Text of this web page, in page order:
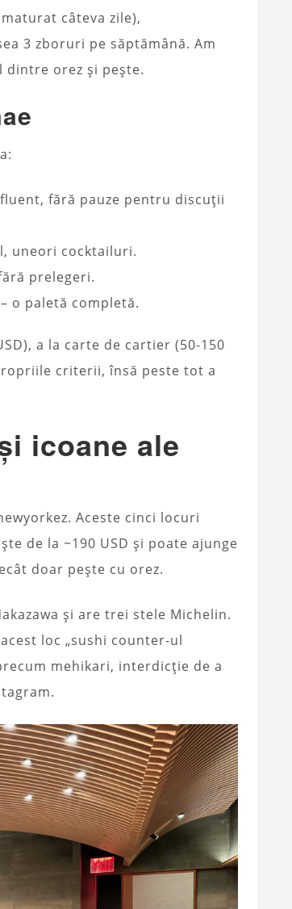
câteva zile),
3 zboruri pe săptămână. Am
orez și pește.
fără pauze pentru discuții
uneori cocktailuri.
prelegeri.
o paletă completă.
a la carte de cartier (50-150
criterii, însă peste tot a
icoane ale
Aceste cinci locuri
de la ~190 USD și poate ajunge
doar pește cu orez.
și are trei stele Michelin.
loc „sushi counter-ul
mehikari, interdicție de a